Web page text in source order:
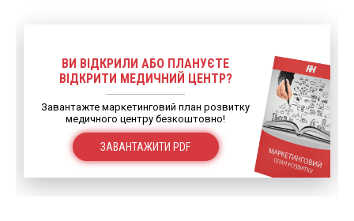
ВИ ВІДКРИЛИ АБО ПЛАНУЄТЕ
ВІДКРИТИ МЕДИЧНИЙ ЦЕНТР?
Завантажте маркетинговий план розвитку
медичного центру безкоштовно!
ЗАВАНТАЖИТИ PDF